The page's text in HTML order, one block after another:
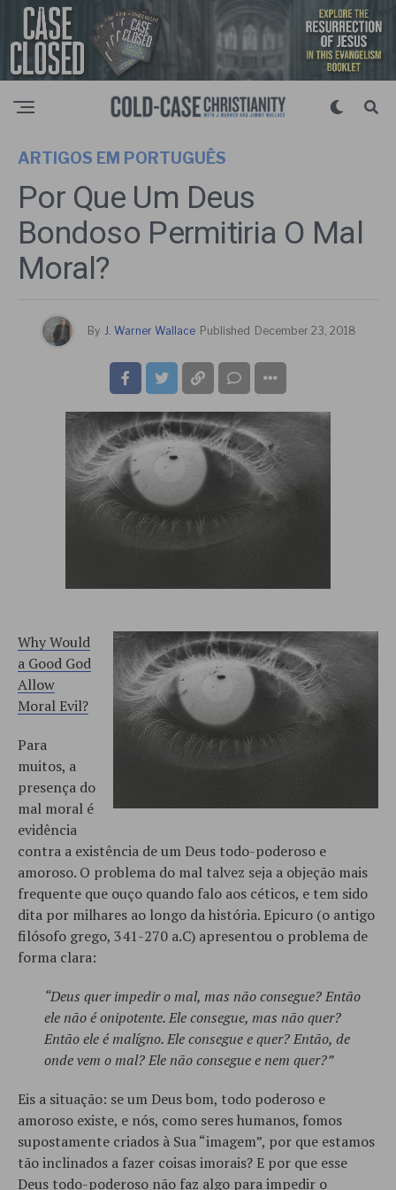
ARTIGOS EM PORTUGUÊS
Por Que Um Deus
Bondoso Permitiria O Mal
Moral?
By J. Warner Wallace Published December 23, 2018
Why Would
a Good God
Allow
Moral Evil?
Para
muitos, a
presença do
mal moral é
evidência
contra a existência de um Deus todo-poderoso e
amoroso. O problema do mal talvez seja a objeção mais
frequente que ouço quando falo aos céticos, e tem sido
dita por milhares ao longo da história. Epicuro (o antigo
filósofo grego, 341-270 a.C) apresentou o problema de
forma clara:
“Deus quer impedir o mal, mas não consegue? Então
ele não é onipotente. Ele consegue, mas não quer?
Então ele é malígno. Ele consegue e quer? Então, de
onde vem o mal? Ele não consegue e nem quer?”
Eis a situação: se um Deus bom, todo poderoso e
amoroso existe, e nós, como seres humanos, fomos
supostamente criados à Sua “imagem”, por que estamos
tão inclinados a fazer coisas imorais? E por que esse
Deus todo-poderoso não faz algo para impedir o